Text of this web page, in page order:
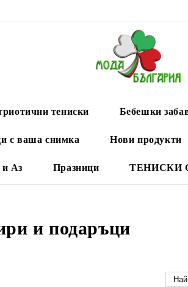
тениски Бебешки
с ваша снимка Нови продукти
Аз Празници ТЕНИСКИ
и подаръци